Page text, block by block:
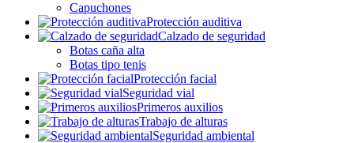
Capuchones
Protección auditiva
Calzado de seguridad
Botas caña alta
Botas tipo tenis
Protección facial
Seguridad vial
Primeros auxilios
Trabajo de alturas
Seguridad ambiental